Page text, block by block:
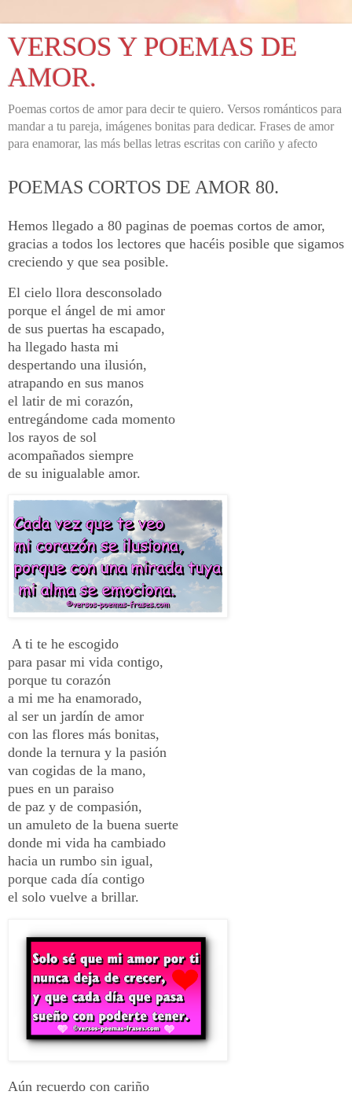
VERSOS Y POEMAS DE
AMOR.
Poemas cortos de amor para decir te quiero. Versos románticos para
mandar a tu pareja, imágenes bonitas para dedicar. Frases de amor
para enamorar, las más bellas letras escritas con cariño y afecto
POEMAS CORTOS DE AMOR 80.
Hemos llegado a 80 paginas de poemas cortos de amor,
gracias a todos los lectores que hacéis posible que sigamos
creciendo y que sea posible.
El cielo llora desconsolado
porque el ángel de mi amor
de sus puertas ha escapado,
ha llegado hasta mi
despertando una ilusión,
atrapando en sus manos
el latir de mi corazón,
entregándome cada momento
los rayos de sol
acompañados siempre
de su inigualable amor.
A ti te he escogido
para pasar mi vida contigo,
porque tu corazón
a mi me ha enamorado,
al ser un jardín de amor
con las flores más bonitas,
donde la ternura y la pasión
van cogidas de la mano,
pues en un paraiso
de paz y de compasión,
un amuleto de la buena suerte
donde mi vida ha cambiado
hacia un rumbo sin igual,
porque cada día contigo
el solo vuelve a brillar.
Aún recuerdo con cariño